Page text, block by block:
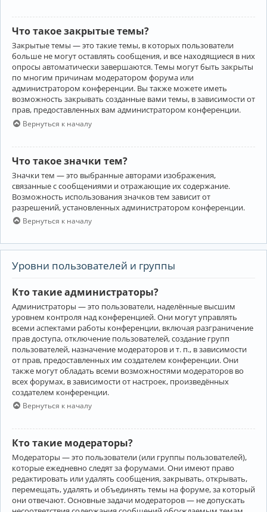
Что такое закрытые темы?
Закрытые темы — это такие темы, в которых пользователи
больше не могут оставлять сообщения, и все находящиеся в них
опросы автоматически завершаются. Темы могут быть закрыты
по многим причинам модератором форума или
администратором конференции. Вы также можете иметь
возможность закрывать созданные вами темы, в зависимости от
прав, предоставленных вам администратором конференции.
Вернуться к началу
Что такое значки тем?
Значки тем — это выбранные авторами изображения,
связанные с сообщениями и отражающие их содержание.
Возможность использования значков тем зависит от
разрешений, установленных администратором конференции.
Вернуться к началу
Уровни пользователей и группы
Кто такие администраторы?
Администраторы — это пользователи, наделённые высшим
уровнем контроля над конференцией. Они могут управлять
всеми аспектами работы конференции, включая разграничение
прав доступа, отключение пользователей, создание групп
пользователей, назначение модераторов и т. п., в зависимости
от прав, предоставленных им создателем конференции. Они
также могут обладать всеми возможностями модераторов во
всех форумах, в зависимости от настроек, произведённых
создателем конференции.
Вернуться к началу
Кто такие модераторы?
Модераторы — это пользователи (или группы пользователей),
которые ежедневно следят за форумами. Они имеют право
редактировать или удалять сообщения, закрывать, открывать,
перемещать, удалять и объединять темы на форуме, за который
они отвечают. Основные задачи модераторов — не допускать